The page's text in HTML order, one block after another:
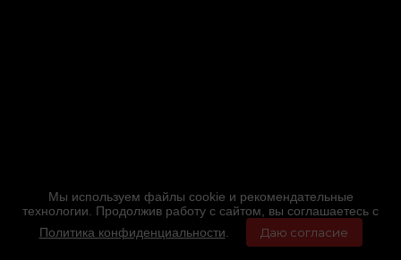
Мы используем файлы cookie и рекомендательные
технологии. Продолжив работу с сайтом, вы соглашаетесь с
Политика конфиденциальности
Даю согласие